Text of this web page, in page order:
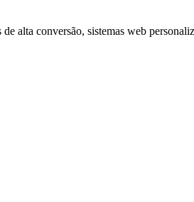
alta conversão, sistemas web